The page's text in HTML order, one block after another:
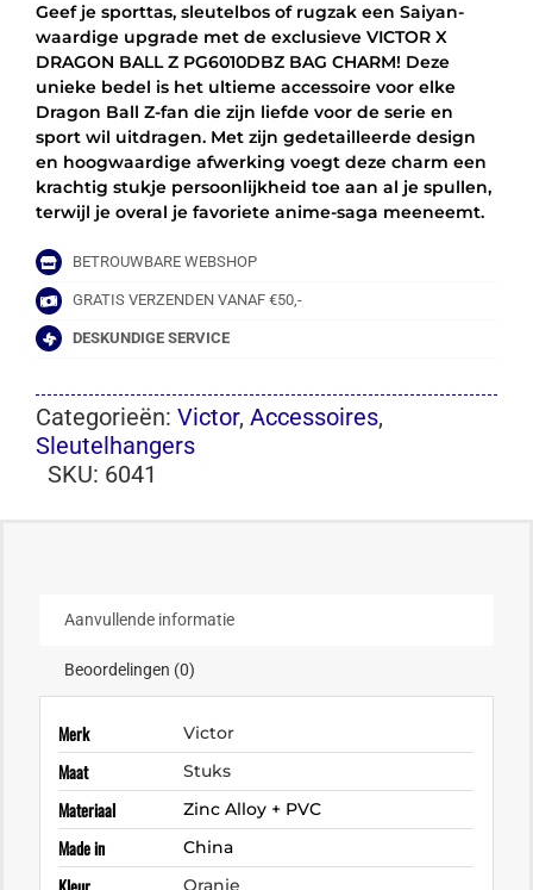
PG6010DBZ
BAG
CHARM
aantal
Geef je sporttas, sleutelbos of rugzak een Saiyan-
waardige upgrade met de exclusieve VICTOR X
DRAGON BALL Z PG6010DBZ BAG CHARM! Deze
unieke bedel is het ultieme accessoire voor elke
Dragon Ball Z-fan die zijn liefde voor de serie en
sport wil uitdragen. Met zijn gedetailleerde design
en hoogwaardige afwerking voegt deze charm een
krachtig stukje persoonlijkheid toe aan al je spullen,
terwijl je overal je favoriete anime-saga meeneemt.
BETROUWBARE WEBSHOP
GRATIS VERZENDEN VANAF €50,-
DESKUNDIGE SERVICE
Categorieën: Victor, Accessoires,
Sleutelhangers
SKU: 6041
Aanvullende informatie
Beoordelingen (0)
Merk Victor
Maat Stuks
Materiaal Zinc Alloy + PVC
Made in China
Oranje